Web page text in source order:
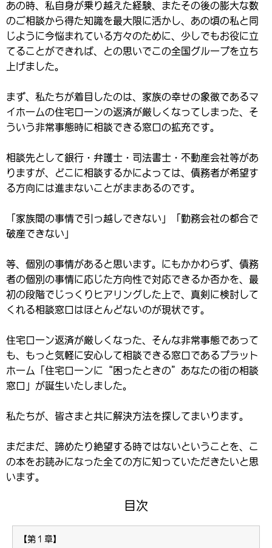
あの時、私自身が乗り越えた経験、またその後の膨大な数
のご相談から得た知識を最大限に活かし、あの頃の私と同
じように今悩まれている方々のために、少しでもお役に立
てることができれば、との思いでこの全国グループを立ち
上げました。
まず、私たちが着目したのは、家族の幸せの象徴であるマ
イホームの住宅ローンの返済が厳しくなってしまった、そ
ういう非常事態時に相談できる窓口の拡充です。
相談先として銀行・弁護士・司法書士・不動産会社等があ
りますが、どこに相談するかによっては、債務者が希望す
る方向には進まないことがままあるのです。
「家族間の事情で引っ越しできない」「勤務会社の都合で
破産できない」
等、個別の事情があると思います。にもかかわらず、債務
者の個別の事情に応じた方向性で対応できるか否かを、最
初の段階でじっくりヒアリングした上で、真剣に検討して
くれる相談窓口はほとんどないのが現状です。
住宅ローン返済が厳しくなった、そんな非常事態であって
も、もっと気軽に安心して相談できる窓口であるプラット
ホーム「住宅ローンに“困ったときの”あなたの街の相談
窓口」が誕生いたしました。
私たちが、皆さまと共に解決方法を探してまいります。
まだまだ、諦めたり絶望する時ではないということを、こ
の本をお読みになった全ての方に知っていただきたいと思
います。
目次
【第１章】